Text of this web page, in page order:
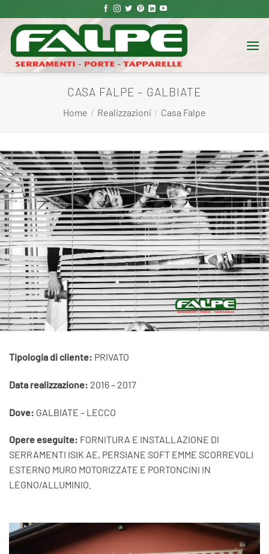
ai
contenuti
CASA FALPE – GALBIATE
Home / Realizzazioni / Casa Falpe
Tipologia di cliente: PRIVATO
Data realizzazione: 2016 – 2017
Dove: GALBIATE – LECCO
Opere eseguite: FORNITURA E INSTALLAZIONE DI
SERRAMENTI ISIK AE, PERSIANE SOFT EMME SCORREVOLI
ESTERNO MURO MOTORIZZATE E PORTONCINI IN
LEGNO/ALLUMINIO.